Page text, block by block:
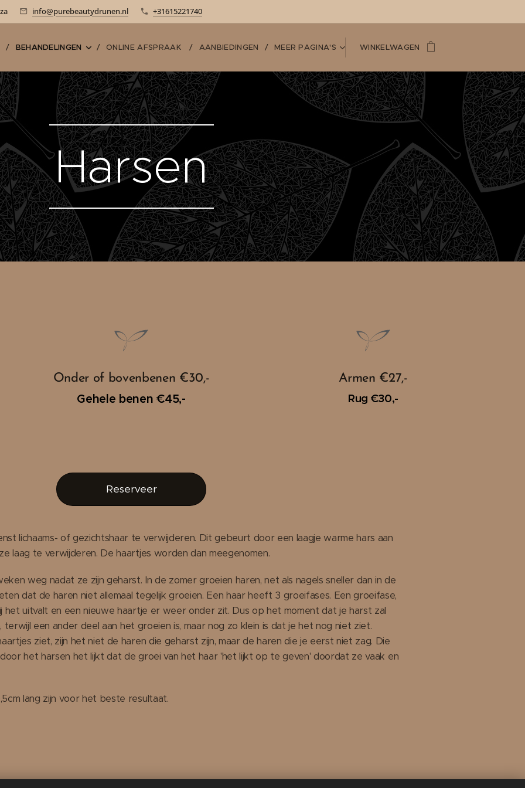
info@purebeautydrunen.nl +31615221740
BEHANDELINGEN ONLINE AFSPRAAK AANBIEDINGEN MEER PAGINA'S WINKELWAGEN
Harsen
Onder of bovenbenen €30,-
Gehele benen €45,-
Armen €27,-
Rug €30,-
Reserveer
lichaams- of gezichtshaar te verwijderen. Dit gebeurt door een laagje warme hars aan
laag te verwijderen. De haartjes worden dan meegenomen.
weg nadat ze zijn geharst. In de zomer groeien haren, net als nagels sneller dan in de
dat de haren niet allemaal tegelijk groeien. Een haar heeft 3 groeifases. Een groeifase,
uitvalt en een nieuwe haartje er weer onder zit. Dus op het moment dat je harst zal
terwijl een ander deel aan het groeien is, maar nog zo klein is dat je het nog niet ziet.
ziet, zijn het niet de haren die geharst zijn, maar de haren die je eerst niet zag. Die
het harsen het lijkt dat de groei van het haar 'het lijkt op te geven' doordat ze vaak en
lang zijn voor het beste resultaat.